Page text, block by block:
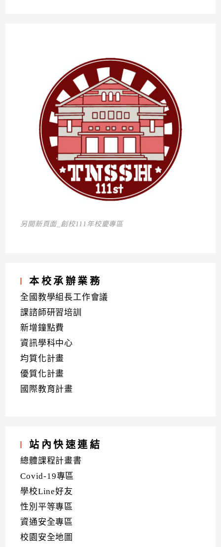
另開新頁面_創校111年校慶專區
本校承辦業務
全國教學組長工作會議
課諮師研習培訓
新增鐘點費
資訊學科中心
均質化計畫
優質化計畫
國際教育計畫
站內快速連結
總體課程計畫書
Covid-19專區
學校Line好友
性別平等專區
資通安全專區
校園安全地圖